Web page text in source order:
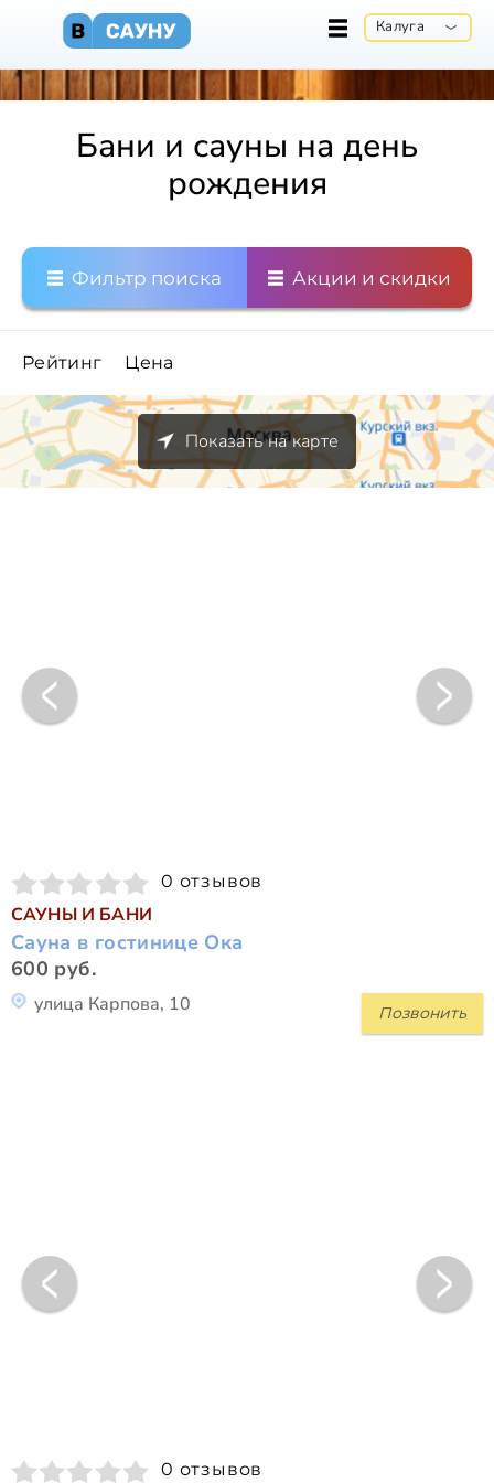
Калуга
Бани и сауны на день
рождения
Фильтр поиска Акции и скидки
Рейтинг Цена
Показать на карте
0 отзывов
САУНЫ И БАНИ
Сауна в гостинице Ока
600 руб.
Позвонить
улица Карпова, 10
0 отзывов